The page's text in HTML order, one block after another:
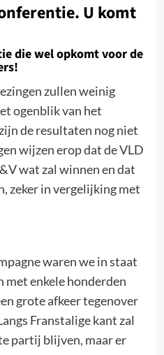
U komt
die wel opkomt voor de
zullen weinig
ogenblik van het
de resultaten nog niet
wijzen erop dat de VLD
wat zal winnen en dat
zeker in vergelijking met
waren we in staat
met enkele honderden
grote afkeer tegenover
Franstalige kant zal
partij blijven, maar er